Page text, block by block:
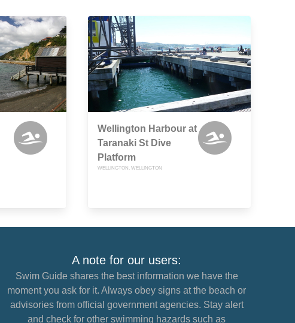
Wellington Harbour at
Taranaki St Dive
Platform
WELLINGTON, WELLINGTON
A note for our users:
Swim Guide shares the best information we have the
moment you ask for it. Always obey signs at the beach or
advisories from official government agencies. Stay alert
and check for other swimming hazards such as